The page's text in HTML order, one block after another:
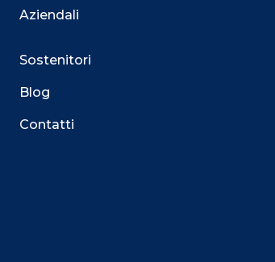
Aziendali
Sostenitori
Blog
Contatti